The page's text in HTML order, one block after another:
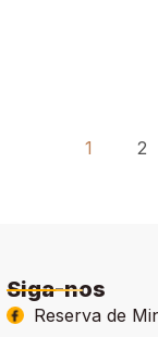
1 2
Siga-nos
Reserva de